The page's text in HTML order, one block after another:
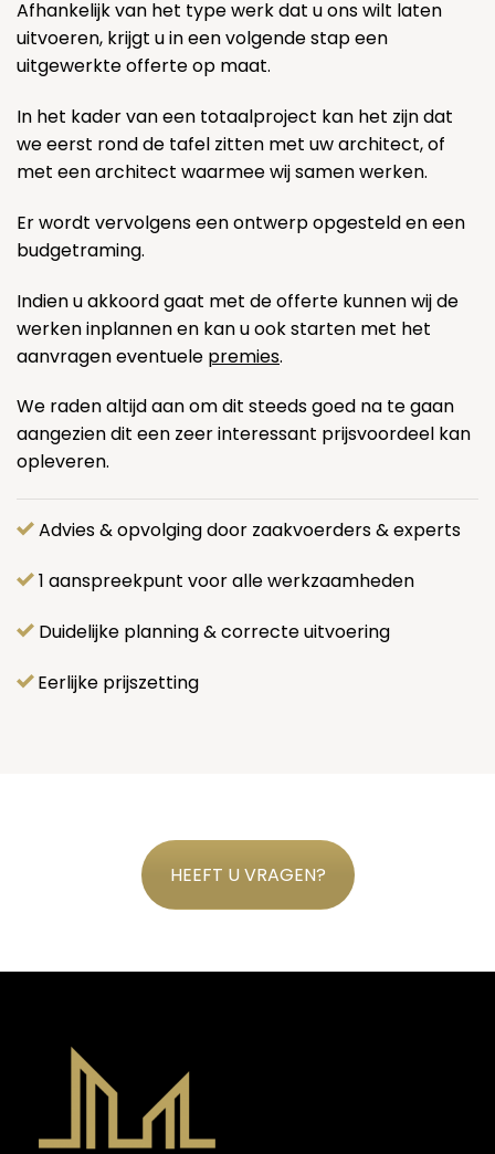
Afhankelijk van het type werk dat u ons wilt laten
uitvoeren, krijgt u in een volgende stap een
uitgewerkte offerte op maat.
In het kader van een totaalproject kan het zijn dat
we eerst rond de tafel zitten met uw architect, of
met een architect waarmee wij samen werken.
Er wordt vervolgens een ontwerp opgesteld en een
budgetraming.
Indien u akkoord gaat met de offerte kunnen wij de
werken inplannen en kan u ook starten met het
aanvragen eventuele premies.
We raden altijd aan om dit steeds goed na te gaan
aangezien dit een zeer interessant prijsvoordeel kan
opleveren.
Advies & opvolging door zaakvoerders & experts
1 aanspreekpunt voor alle werkzaamheden
Duidelijke planning & correcte uitvoering
Eerlijke prijszetting
HEEFT U VRAGEN?